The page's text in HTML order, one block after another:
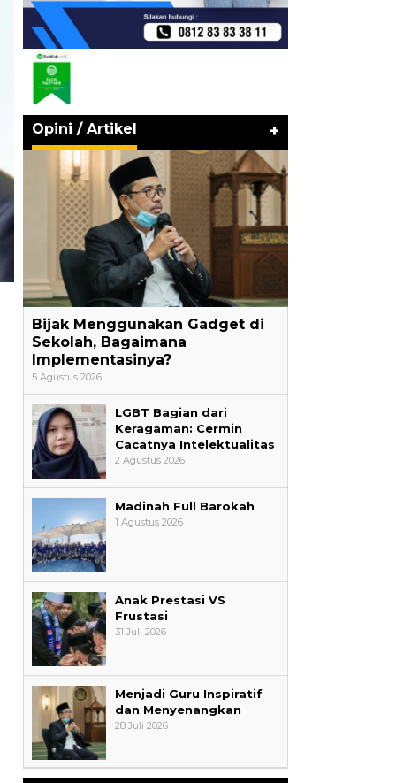
Opini / Artikel +
Bijak Menggunakan Gadget di
Sekolah, Bagaimana
Implementasinya?
5 Agustus 2026
LGBT Bagian dari
Keragaman: Cermin
Cacatnya Intelektualitas
2 Agustus 2026
Madinah Full Barokah
1 Agustus 2026
Anak Prestasi VS
Frustasi
31 Juli 2026
Menjadi Guru Inspiratif
dan Menyenangkan
28 Juli 2026